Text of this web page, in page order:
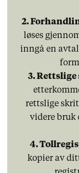
2.
løses
inngå en
3.
rettslige
videre bruk
4.
kopier av